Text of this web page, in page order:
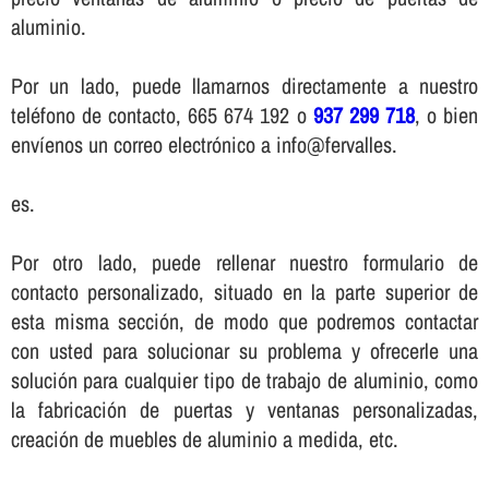
aluminio.
Por un lado, puede llamarnos directamente a nuestro
teléfono de contacto, 665 674 192 o 937 299 718, o bien
enví­enos un correo electrónico a info@fervalles.
es.
Por otro lado, puede rellenar nuestro formulario de
contacto personalizado, situado en la parte superior de
esta misma sección, de modo que podremos contactar
con usted para solucionar su problema y ofrecerle una
solución para cualquier tipo de trabajo de aluminio, como
la fabricación de puertas y ventanas personalizadas,
creación de muebles de aluminio a medida, etc.